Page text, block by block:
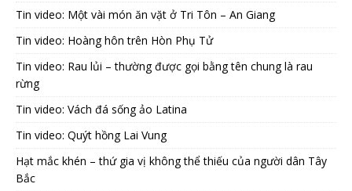
Tin video: Một vài món ăn vặt ở Tri Tôn – An Giang
Tin video: Hoàng hôn trên Hòn Phụ Tử
Tin video: Rau lủi – thường được gọi bằng tên chung là rau
rừng
Tin video: Vách đá sống ảo Latina
Tin video: Quýt hồng Lai Vung
Hạt mắc khén – thứ gia vị không thể thiếu của người dân Tây
Bắc